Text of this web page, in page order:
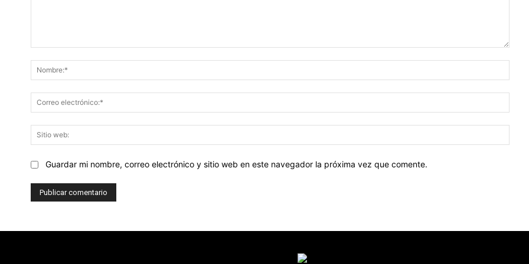
web:
Guardar mi nombre, correo electrónico y sitio web en este navegador la próxima vez que comente.